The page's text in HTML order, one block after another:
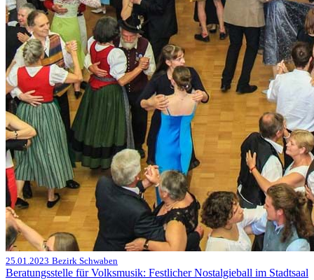
25.01.2023 Bezirk Schwaben
Beratungsstelle für Volksmusik: Festlicher Nostalgieball im Stadtsaal